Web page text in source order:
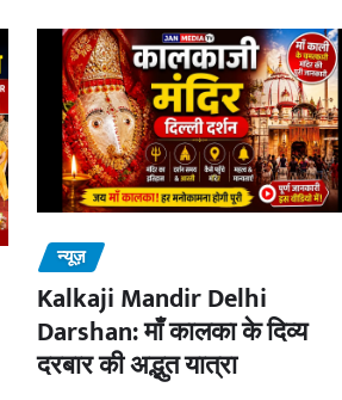
न्यूज़
Kalkaji Mandir Delhi
Darshan: माँ कालका के दिव्य
दरबार की अद्भुत यात्रा